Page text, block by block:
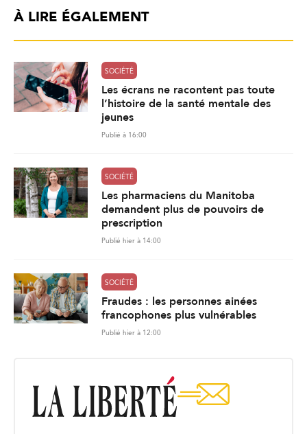
À LIRE ÉGALEMENT
SOCIÉTÉ
Les écrans ne racontent pas toute
l’histoire de la santé mentale des
jeunes
Publié à 16:00
SOCIÉTÉ
Les pharmaciens du Manitoba
demandent plus de pouvoirs de
prescription
Publié hier à 14:00
SOCIÉTÉ
Fraudes : les personnes ainées
francophones plus vulnérables
Publié hier à 12:00